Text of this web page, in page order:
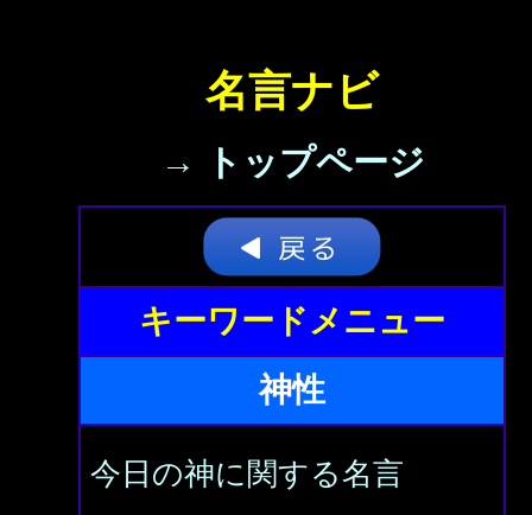
名言ナビ
→ トップページ
キーワードメニュー
神性
今日の神に関する名言